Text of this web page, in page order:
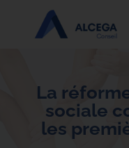
La
sociale
les